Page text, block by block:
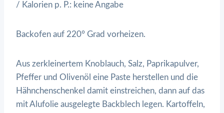
/ Kalorien p. P.: keine Angabe
Backofen auf 220° Grad vorheizen.
Aus zerkleinertem Knoblauch, Salz, Paprikapulver,
Pfeffer und Olivenöl eine Paste herstellen und die
Hähnchenschenkel damit einstreichen, dann auf das
mit Alufolie ausgelegte Backblech legen. Kartoffeln,